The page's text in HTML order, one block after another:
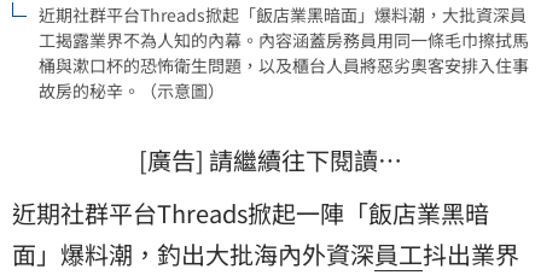
近期社群平台Threads掀起「飯店業黑暗面」爆料潮，大批資深員
工揭露業界不為人知的內幕。內容涵蓋房務員用同一條毛巾擦拭馬
桶與漱口杯的恐怖衛生問題，以及櫃台人員將惡劣奧客安排入住事
故房的秘辛。（示意圖）
[廣告] 請繼續往下閱讀…
近期社群平台Threads掀起一陣「飯店業黑暗
面」爆料潮，釣出大批海內外資深員工抖出業界